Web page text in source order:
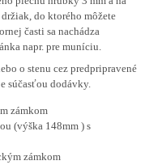
do ktorého môžete
časti sa nachádza
napr. pre muníciu.
o stenu cez predpripravené
súčasťou dodávky.
zámkom
(výška 148mm ) s
zámkom